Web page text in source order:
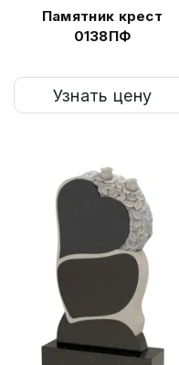
Памятник крест
0138ПФ
Узнать цену